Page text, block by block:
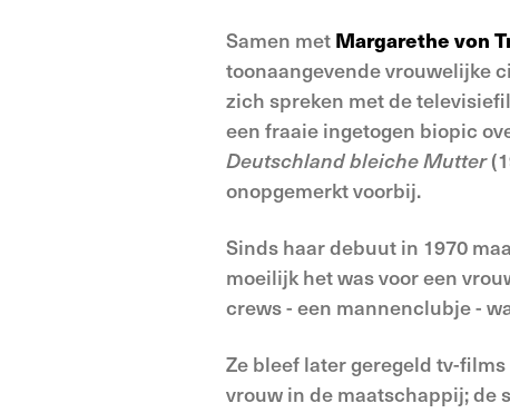
Samen met Margarethe von
toonaangevende vrouwelijke
zich spreken met de
een fraaie ingetogen biopic
Deutschland bleiche Mutter
onopgemerkt voorbij.
Sinds haar debuut in 1970
moeilijk het was voor een
crews - een mannenclubje -
Ze bleef later geregeld tv-
vrouw in de maatschappij; de